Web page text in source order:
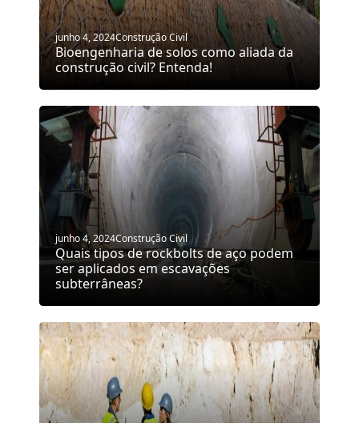
junho 4, 2024Construção Civil
Bioengenharia de solos como aliada da
construção civil? Entenda!
junho 4, 2024Construção Civil
Quais tipos de rockbolts de aço podem
ser aplicados em escavações
subterrâneas?